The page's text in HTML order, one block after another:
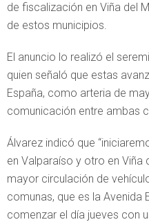
de fiscalización en Viña del
de estos municipios.
El anuncio lo realizó el
quien señaló que estas
España, como arteria de
comunicación entre ambas
Álvarez indicó que
en Valparaíso y otro en
mayor circulación de
comunas, que es la Avenida
comenzar el día jueves con